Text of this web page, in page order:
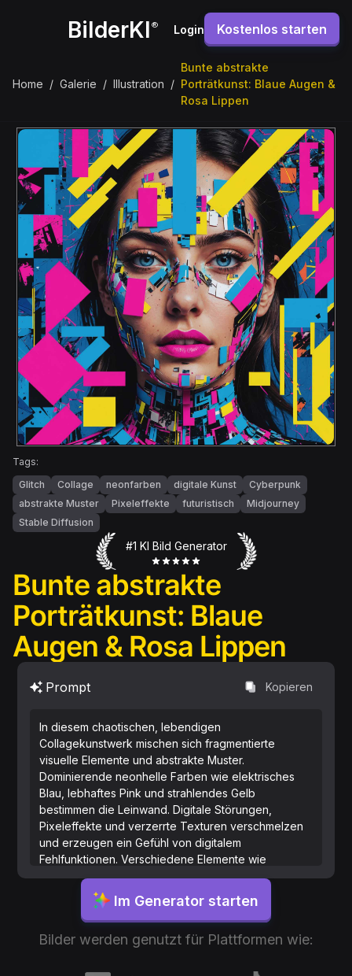
BilderKI® Login Kostenlos starten
Home / Galerie / Illustration /
Bunte abstrakte
Porträtkunst: Blaue Augen &
Rosa Lippen
Tags:
Glitch
Collage neonfarben digitale Kunst
Cyberpunk
abstrakte Muster
Pixeleffekte futuristisch
Midjourney
Stable Diffusion
#1 KI Bild Generator
Bunte abstrakte
Porträtkunst: Blaue
Augen & Rosa Lippen
Prompt Kopieren
In diesem chaotischen, lebendigen
Collagekunstwerk mischen sich fragmentierte
visuelle Elemente und abstrakte Muster.
Dominierende neonhelle Farben wie elektrisches
Blau, lebhaftes Pink und strahlendes Gelb
bestimmen die Leinwand. Digitale Störungen,
Pixeleffekte und verzerrte Texturen verschmelzen
und erzeugen ein Gefühl von digitalem
Fehlfunktionen. Verschiedene Elemente wie
Textfragmente, Formen und teilweise Bilder von
Gesichtern, Augen und Lippen sind zufällig im
gesamten Kunstwerk platziert. Die
Gesamtkomposition ist dynamisch und
desorientierend, mit Schichten überlappender
Im Generator starten
Bilder werden genutzt für Plattformen wie: